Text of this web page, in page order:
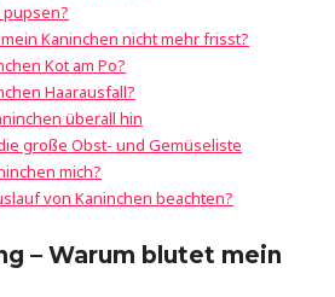
upsen?
Kaninchen nicht mehr frisst?
Kot am Po?
Haarausfall?
überall hin
große Obst- und Gemüseliste
mich?
von Kaninchen beachten?
– Warum blutet mein